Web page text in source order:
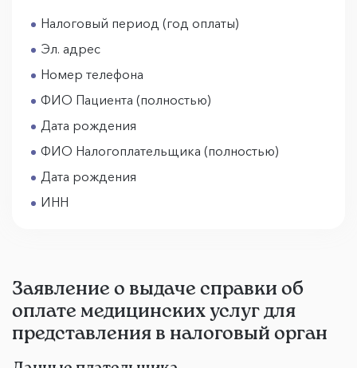
Налоговый период (год оплаты)
Эл. адрес
Номер телефона
ФИО Пациента (полностью)
Дата рождения
ФИО Налогоплательщика (полностью)
Дата рождения
ИНН
Заявление о выдаче справки об
оплате медицинских услуг для
представления в налоговый орган